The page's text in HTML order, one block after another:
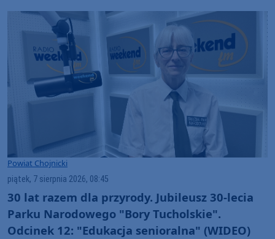
Powiat Chojnicki
piątek, 7 sierpnia 2026, 08:45
30 lat razem dla przyrody. Jubileusz 30-lecia
Parku Narodowego "Bory Tucholskie".
Odcinek 12: "Edukacja senioralna" (WIDEO)